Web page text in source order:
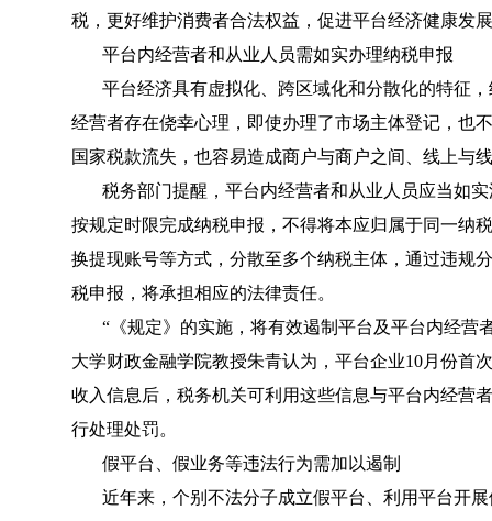
税，更好维护消费者合法权益，促进平台经济健康发
平台内经营者和从业人员需如实办理纳税申报
平台经济具有虚拟化、跨区域化和分散化的特征
经营者存在侥幸心理，即使办理了市场主体登记，也
国家税款流失，也容易造成商户与商户之间、线上与
税务部门提醒，平台内经营者和从业人员应当如
按规定时限完成纳税申报，不得将本应归属于同一纳
换提现账号等方式，分散至多个纳税主体，通过违规
税申报，将承担相应的法律责任。
“《规定》的实施，将有效遏制平台及平台内经营
大学财政金融学院教授朱青认为，平台企业10月份首
收入信息后，税务机关可利用这些信息与平台内经营
行处理处罚。
假平台、假业务等违法行为需加以遏制
近年来，个别不法分子成立假平台、利用平台开